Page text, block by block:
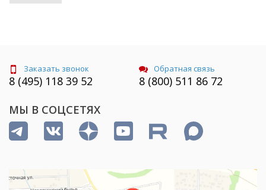
Заказать звонок
8 (495) 118 39 52
Обратная связь
8 (800) 511 86 72
МЫ В СОЦСЕТЯХ